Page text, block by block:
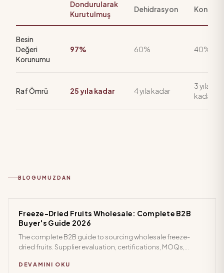
Dondurularak
Kurutulmuş
Dehidrasyon
Besin
Değeri
Korunumu
97% 60% 40%
Raf Ömrü 25 yıla kadar 4 yıla kadar
3 yıla
kadar
BLOGUMUZDAN
Freeze-Dried Fruits Wholesale: Complete B2B
Buyer's Guide 2026
The complete B2B guide to sourcing wholesale freeze-
dried fruits. Supplier evaluation, certifications, MOQs,
distributors.
DEVAMINI OKU